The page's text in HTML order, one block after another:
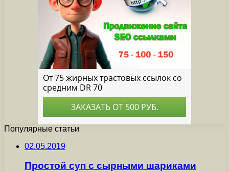
Популярные статьи
02.05.2019
Простой суп с сырными шариками